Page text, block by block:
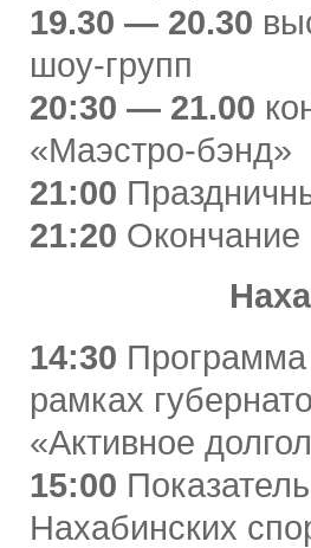
19.30 — 20.30
шоу-групп
20:30 — 21.00
«Маэстро-бэнд»
21:00
21:20 Окончание
14:30
рамках
«Активное
15:00
Нахабинских